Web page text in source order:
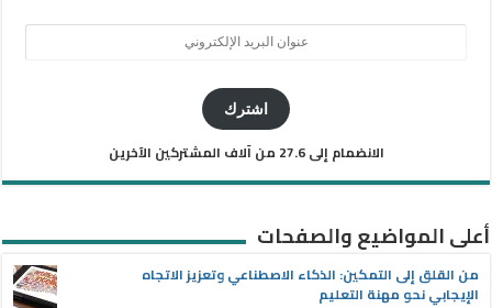
اشترك
الانضمام إلى 27.6 من آلاف المشتركين الآخرين
أعلى المواضيع والصفحات
من القلق إلى التمكين: الذكاء الاصطناعي وتعزيز الاتجاه
الإيجابي نحو مهنة التعليم